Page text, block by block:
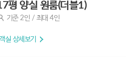
평 양실 원룸(더블1)
기준 2인 / 최대 4인
실 상세보기